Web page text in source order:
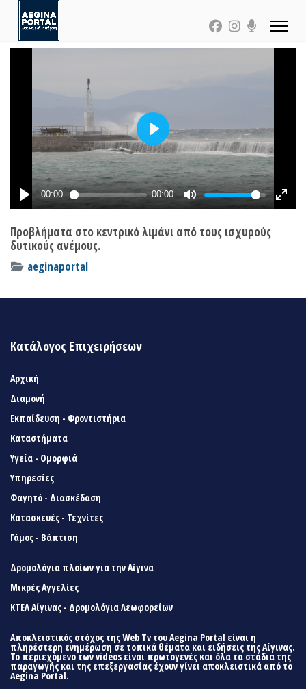
Προβλήματα στο κεντρικό λιμάνι από τους ισχυρούς
δυτικούς ανέμους.
aeginaportal
Κατάλογος Επιχειρήσεων
Αρχική
Διαμονή
Εκπαίδευση - Φροντιστήρια
Καταστήματα
Υγεία - Ομορφιά
Υπηρεσίες
Φαγητό - Διασκέδαση
Κατασκευές - Τεχνίτες
Γάμος - Βάπτιση
Δρομολόγια πλοίων για την Αίγινα
Μικρές Αγγελίες
ΚΤΕΛ Αίγινας - Δρομολόγια Λεωφορείων
Αποκλειστικός στόχος της Web Tv του Aegina Portal είναι η
πληρέστερη ενημέρωση σε τοπικά θέματα και ειδήσεις της Αίγινας.
Το περιεχόμενο των videos είναι πρωτογενές και όλα τα στάδια της
παραγωγής και της επεξεργασίας έχουν γίνει αποκλειστικά από το
Aegina Portal.